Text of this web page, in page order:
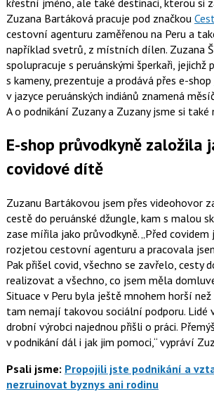
Zuzana Bartáková pracuje pod značkou
cestovní agenturu zaměřenou na Peru a
například svetrů, z místních dílen. Zuzana
spolupracuje s peruánskými šperkaři, jejichž
s kameny, prezentuje a prodává přes e-shop
v jazyce peruánských indiánů znamená
A o podnikání Zuzany a Zuzany jsme si
E-shop průvodkyně založila
covidové dítě
Zuzanu Bartákovou jsem přes videohovor
cestě do peruánské džungle, kam s malou
zase mířila jako průvodkyně. Před covidem
rozjetou cestovní agenturu a pracovala
Pak přišel covid, všechno se zavřelo, cesty
realizovat a všechno, co jsem měla
Situace v Peru byla ještě mnohem horší
tam nemají takovou sociální podporu. Lidé
drobní výrobci najednou přišli o práci.
v podnikání dál i jak jim pomoci, vypráví
Psali jsme: Propojili jste podnikání a
nezruinovat byznys ani rodinu